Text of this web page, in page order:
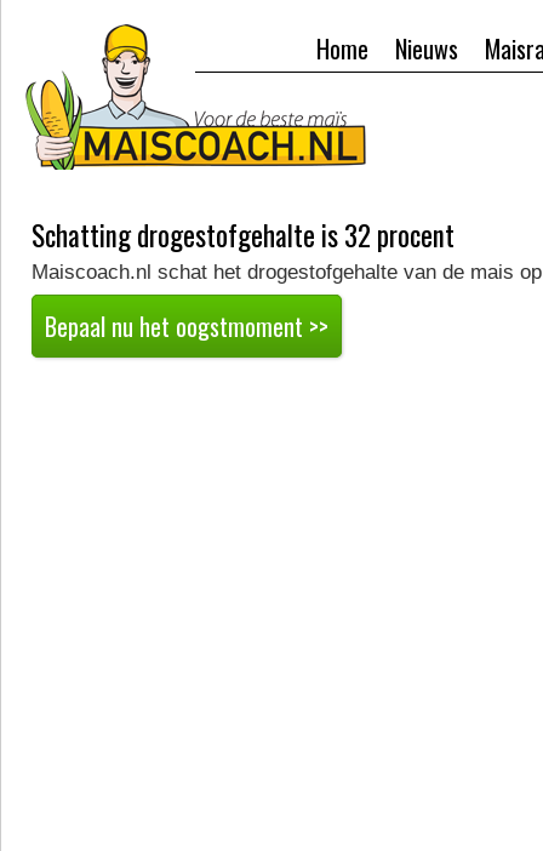
Nieuws
Home
Schatting drogestofgehalte is 32 procent
Maiscoach.nl schat het drogestofgehalte van de mais
Bepaal nu het oogstmoment >>